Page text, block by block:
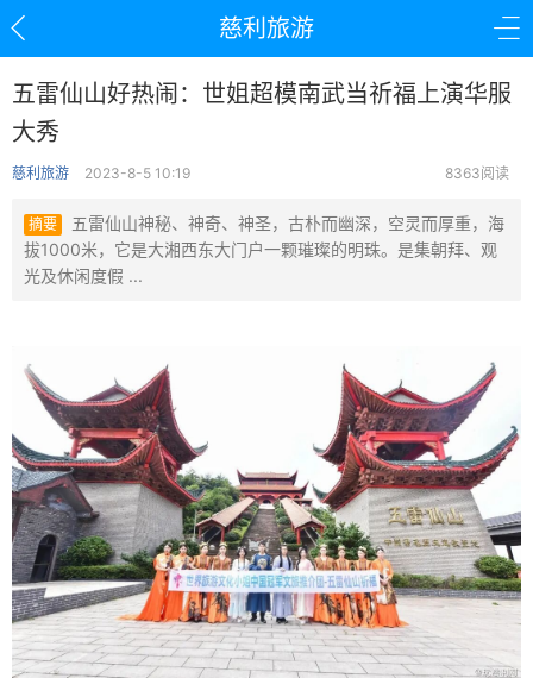
慈利旅游
五雷仙山好热闹：世姐超模南武当祈福上演华服
大秀
慈利旅游 2023-8-5 10:19 8363阅读
摘要
五雷仙山神秘、神奇、神圣，古朴而幽深，空灵而厚重，海
拔1000米，它是大湘西东大门户一颗璀璨的明珠。是集朝拜、观
光及休闲度假 ...